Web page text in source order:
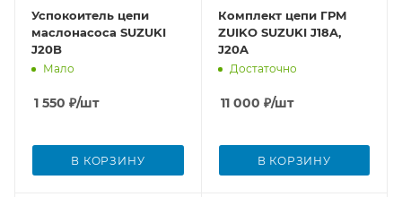
Успокоитель цепи
маслонасоса SUZUKI
J20B
Мало
1 550 ₽/шт
В КОРЗИНУ
Комплект цепи ГРМ
ZUIKO SUZUKI J18A,
J20A
Достаточно
11 000 ₽/шт
В КОРЗИНУ